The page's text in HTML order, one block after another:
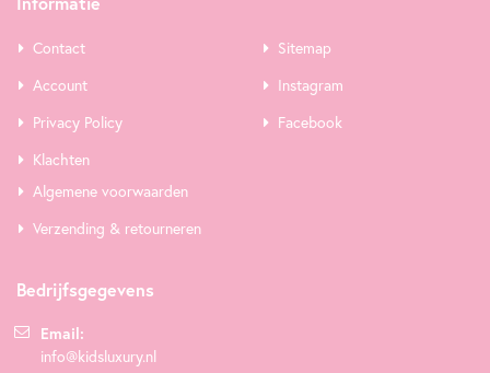
Contact
Account
Privacy Policy
Klachten
Sitemap
Instagram
Facebook
Algemene voorwaarden
Verzending & retourneren
Bedrijfsgegevens
Email:
info@kidsluxury.nl